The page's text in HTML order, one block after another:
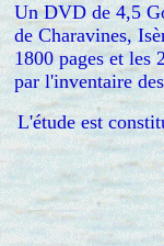
Un DVD de 4,5
de Charavines,
1800 pages et les
par l'inventaire
L'étude est